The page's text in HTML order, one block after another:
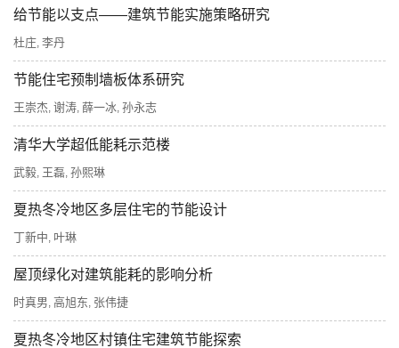
给节能以支点——建筑节能实施策略研究
杜庄 李丹
节能住宅预制墙板体系研究
王崇杰 谢涛 薛一冰 孙永志
清华大学超低能耗示范楼
武毅 王磊 孙熙琳
夏热冬冷地区多层住宅的节能设计
丁新中 叶琳
屋顶绿化对建筑能耗的影响分析
时真男 高旭东 张伟捷
夏热冬冷地区村镇住宅建筑节能探索